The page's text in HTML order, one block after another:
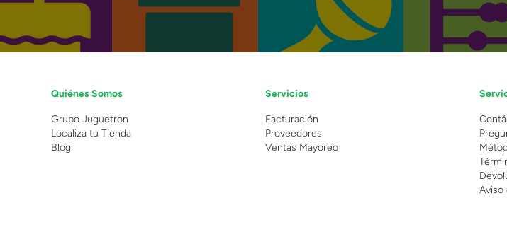
Quiénes Somos
Grupo Juguetron
Localiza tu Tienda
Blog
Servicios
Facturación
Proveedores
Ventas Mayoreo
Aviso